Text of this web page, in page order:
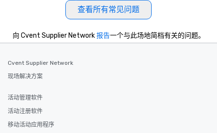
查看所有常见问题
向 Cvent Supplier Network报告一个与此场地简档有关的问题。
Cvent Supplier Network
现场解决方案
活动管理软件
活动注册软件
移动活动应用程序